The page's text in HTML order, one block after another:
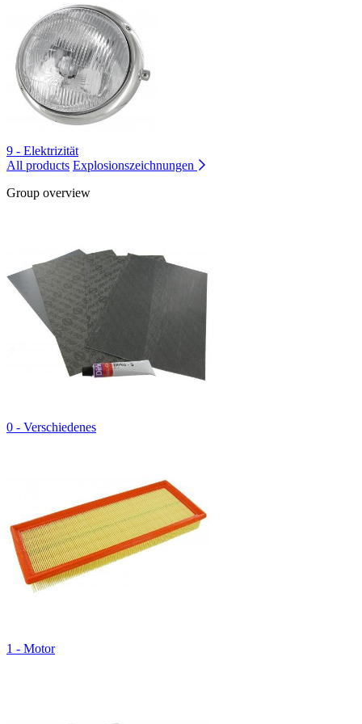
9 - Elektrizität
All products Explosionszeichnungen
Group overview
0 - Verschiedenes
1 - Motor